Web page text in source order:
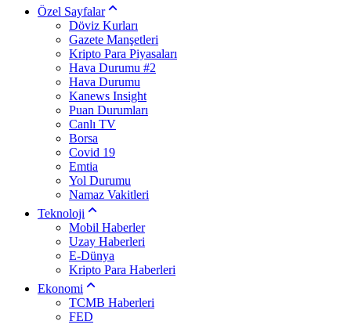
Özel Sayfalar
Döviz Kurları
Gazete Manşetleri
Kripto Para Piyasaları
Hava Durumu #2
Hava Durumu
Kanews Insight
Puan Durumları
Canlı TV
Borsa
Covid 19
Emtia
Yol Durumu
Namaz Vakitleri
Teknoloji
Mobil Haberler
Uzay Haberleri
E-Dünya
Kripto Para Haberleri
Ekonomi
TCMB Haberleri
FED